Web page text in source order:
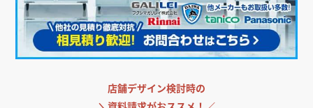
店舗デザイン検討時の